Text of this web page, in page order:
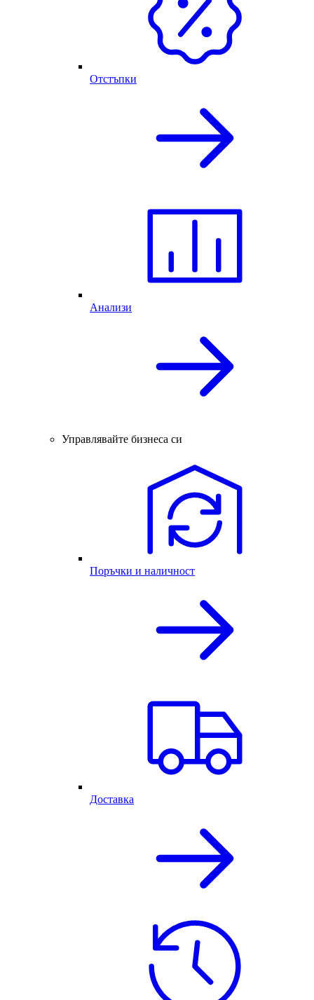
Отстъпки
Анализи
Управлявайте бизнеса си
Поръчки и наличност
Доставка